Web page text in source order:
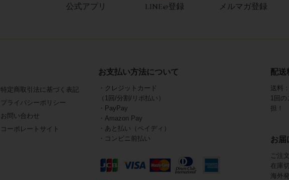
公式アプリ LINE@登録 メルマガ登録
特定商取引法に基づく表記
プライバシーポリシー
お問い合わせ
コーポレートサイト
お支払い方法について
・クレジットカード
（1回/分割/リボ払い）
・PayPay
・Amazon Pay
・あと払い（ペイディ）
・コンビニ前払い
配送
送料
1回
担！
お届
ご注
在庫
海外